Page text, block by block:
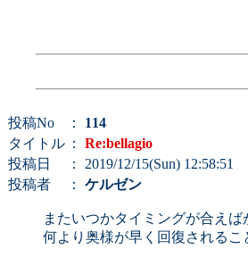
投稿No ： 114
タイトル ： Re:bellagio
投稿日
： 2019/12/15(Sun) 12:58:51
投稿者
： ケルゼン
またいつかタイミングが合え
何より奥様が早く回復されるこ